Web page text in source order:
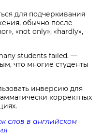
для подчеркивания
обычно после
«not only», «hardly»,
students failed. —
что многие студенты
инверсию для
корректных
слов в английском